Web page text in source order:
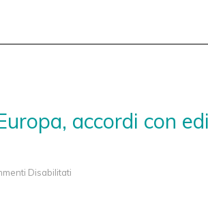
accordi con
Disabilitati